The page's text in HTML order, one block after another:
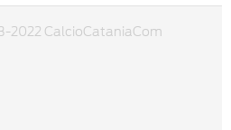
2022 CalcioCataniaCom